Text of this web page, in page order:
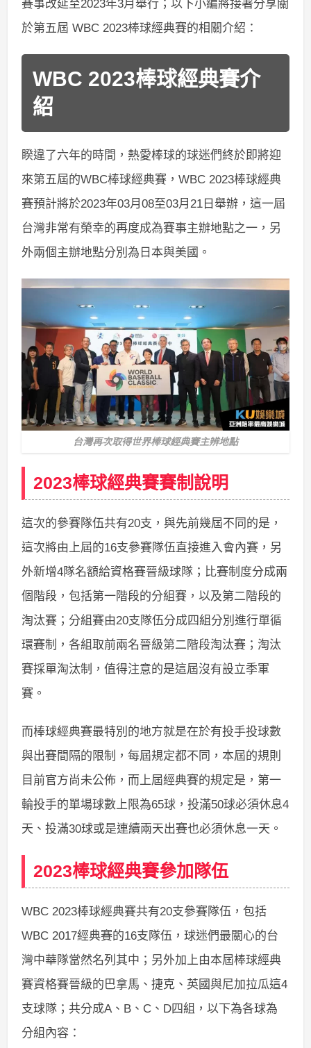
賽事改延至2023年3月舉行；以下小編將接著分享關
於第五屆 WBC 2023棒球經典賽的相關介紹：
WBC 2023棒球經典賽介
紹
睽違了六年的時間，熱愛棒球的球迷們終於即將迎
來第五屆的WBC棒球經典賽，WBC 2023棒球經典
賽預計將於2023年03月08至03月21日舉辦，這一屆
台灣非常有榮幸的再度成為賽事主辦地點之一，另
外兩個主辦地點分別為日本與美國。
台灣再次取得世界棒球經典賽主辨地點
2023棒球經典賽賽制說明
這次的參賽隊伍共有20支，與先前幾屆不同的是，
這次將由上屆的16支參賽隊伍直接進入會內賽，另
外新增4隊名額給資格賽晉級球隊；比賽制度分成兩
個階段，包括第一階段的分組賽，以及第二階段的
淘汰賽；分組賽由20支隊伍分成四組分別進行單循
環賽制，各組取前兩名晉級第二階段淘汰賽；淘汰
賽採單淘汰制，值得注意的是這屆沒有設立季軍
賽。
而棒球經典賽最特別的地方就是在於有投手投球數
與出賽間隔的限制，每屆規定都不同，本屆的規則
目前官方尚未公佈，而上屆經典賽的規定是，第一
輪投手的單場球數上限為65球，投滿50球必須休息4
天、投滿30球或是連續兩天出賽也必須休息一天。
2023棒球經典賽參加隊伍
WBC 2023棒球經典賽共有20支參賽隊伍，包括
WBC 2017經典賽的16支隊伍，球迷們最關心的台
灣中華隊當然名列其中；另外加上由本屆棒球經典
賽資格賽晉級的巴拿馬、捷克、英國與尼加拉瓜這4
支球隊；共分成A、B、C、D四組，以下為各球為
分組內容：